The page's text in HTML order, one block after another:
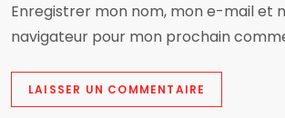
Enregistrer mon nom, mon e-mail et
navigateur pour mon prochain